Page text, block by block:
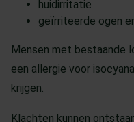
huidirritatie
geïrriteerde ogen
Mensen met bestaande
een allergie voor
krijgen.
Klachten kunnen